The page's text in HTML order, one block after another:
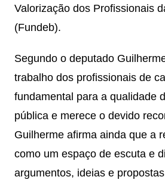
Valorização dos Profissionais
(Fundeb).
Segundo o deputado
trabalho dos profissionais de
fundamental para a qualidade
pública e merece o devido
Guilherme afirma ainda que a
como um espaço de escuta e
argumentos, ideias e